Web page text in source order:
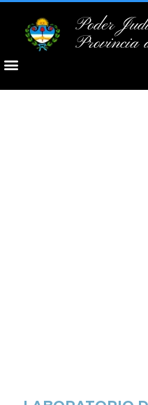
Poder
Provincia